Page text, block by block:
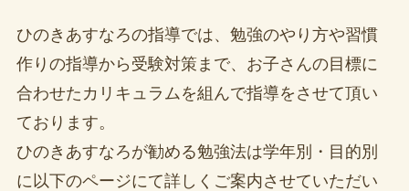
ひのきあすなろの指導では、勉強のやり方や習慣
作りの指導から受験対策まで、お子さんの目標に
合わせたカリキュラムを組んで指導をさせて頂い
ております。
ひのきあすなろが勧める勉強法は学年別・目的別
に以下のページにて詳しくご案内させていただい